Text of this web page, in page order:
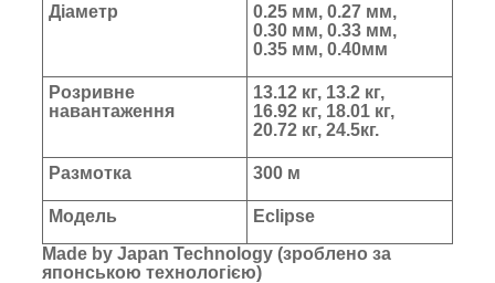
Діаметр
0.25 мм, 0.27 мм,
0.30 мм, 0.33 мм,
0.35 мм, 0.40мм
Розривне
навантаження
13.12 кг, 13.2 кг,
16.92 кг, 18.01 кг,
20.72 кг, 24.5кг.
Размотка 300 м
Модель
Eclipse
Made by Japan Technology (зроблено за
японською технологією)